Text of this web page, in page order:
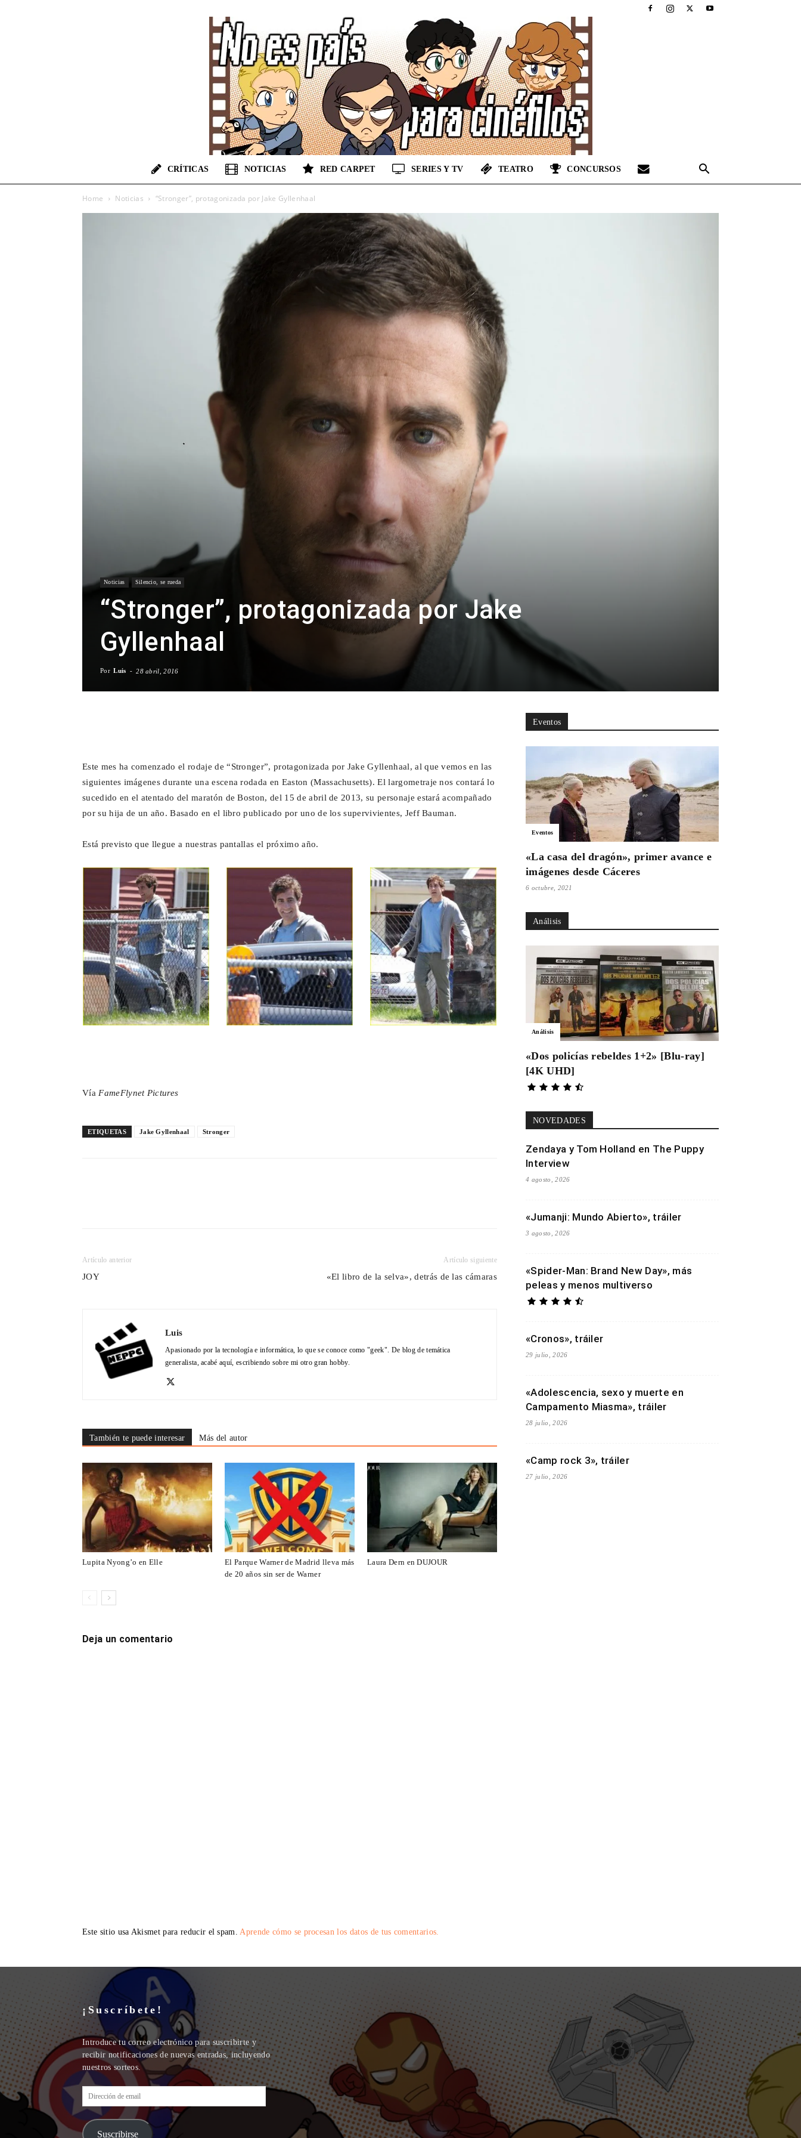
Es
Para
Cinéfilos
CRÍTICAS NOTICIAS RED CARPET SERIES Y TV TEATRO CONCURSOS
Home Noticias “Stronger”, protagonizada por Jake Gyllenhaal
Noticias Silencio, se rueda
“Stronger”, protagonizada por Jake
Gyllenhaal
Por Luis - 28 abril, 2016
Este mes ha comenzado el rodaje de “Stronger”, protagonizada por Jake Gyllenhaal, al que vemos en las
siguientes imágenes durante una escena rodada en Easton (Massachusetts). El largometraje nos contará lo
sucedido en el atentado del maratón de Boston, del 15 de abril de 2013, su personaje estará acompañado
por su hija de un año. Basado en el libro publicado por uno de los supervivientes, Jeff Bauman.
Está previsto que llegue a nuestras pantallas el próximo año.
Vía FameFlynet Pictures
ETIQUETAS Jake Gyllenhaal Stronger
Artículo anterior
JOY
Artículo siguiente
«El libro de la selva», detrás de las cámaras
Luis
Apasionado por la tecnología e informática, lo que se conoce como "geek". De blog de temática
generalista, acabé aquí, escribiendo sobre mi otro gran hobby.
También te puede interesar Más del autor
Lupita Nyong’o en Elle
El Parque Warner de Madrid lleva más
de 20 años sin ser de Warner
Laura Dern en DUJOUR
Deja un comentario
Este sitio usa Akismet para reducir el spam.Aprende cómo se procesan los datos de tus comentarios.
Eventos
Eventos
«La casa del dragón», primer avance e
imágenes desde Cáceres
6 octubre, 2021
Análisis
Análisis
«Dos policías rebeldes 1+2» [Blu-ray]
[4K UHD]
NOVEDADES
Zendaya y Tom Holland en The Puppy
Interview
4 agosto, 2026
«Jumanji: Mundo Abierto», tráiler
3 agosto, 2026
«Spider-Man: Brand New Day», más
peleas y menos multiverso
«Cronos», tráiler
29 julio, 2026
«Adolescencia, sexo y muerte en
Campamento Miasma», tráiler
28 julio, 2026
«Camp rock 3», tráiler
27 julio, 2026
¡Suscríbete!
Introduce tu correo electrónico para suscribirte y
recibir notificaciones de nuevas entradas, incluyendo
nuestros sorteos.
Dirección
de
email
Suscribirse